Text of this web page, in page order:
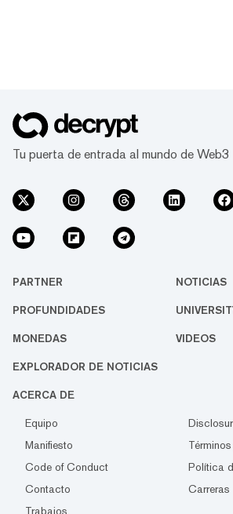
Tu puerta de entrada al mundo de Web3
PARTNER NOTICIAS
PROFUNDIDADES
MONEDAS VIDEOS
EXPLORADOR DE NOTICIAS
ACERCA DE
Equipo
Manifiesto
Code of Conduct
Política
Contacto
Carreras
Trabajos